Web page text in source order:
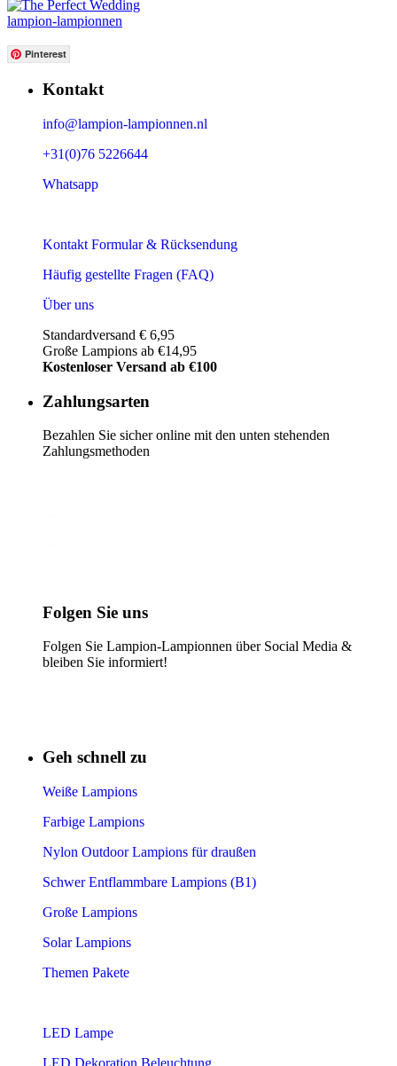
lampion-lampionnen
Pinterest
Kontakt
info@lampion-lampionnen.nl
+31(0)76 5226644
Whatsapp
Kontakt Formular & Rücksendung
Häufig gestellte Fragen (FAQ)
Über uns
Standardversand € 6,95
Große Lampions ab €14,95
Kostenloser Versand ab €100
Zahlungsarten
Bezahlen Sie sicher online mit den unten stehenden
Zahlungsmethoden
Folgen Sie uns
Folgen Sie Lampion-Lampionnen über Social Media &
bleiben Sie informiert!
Geh schnell zu
Weiße Lampions
Farbige Lampions
Nylon Outdoor Lampions für draußen
Schwer Entflammbare Lampions (B1)
Große Lampions
Solar Lampions
Themen Pakete
LED Lampe
LED Dekoration Beleuchtung